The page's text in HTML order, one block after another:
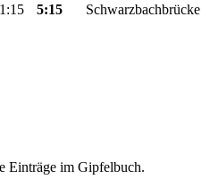
5:15 Schwarzbachbrücke
Einträge im Gipfelbuch.